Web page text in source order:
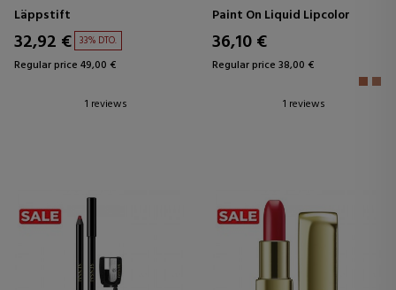
Läppstift
32,92 € 33% DTO.
Regular price 49,00 €
1 reviews
Paint On Liquid Lipcolor
36,10 €
Regular price 38,00 €
1 reviews